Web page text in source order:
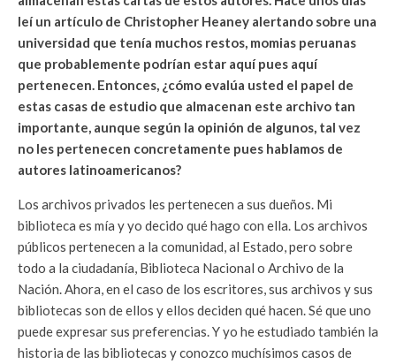
leí un artículo de Christopher Heaney alertando sobre una
universidad que tenía muchos restos, momias peruanas
que probablemente podrían estar aquí pues aquí
pertenecen. Entonces, ¿cómo evalúa usted el papel de
estas casas de estudio que almacenan este archivo tan
importante, aunque según la opinión de algunos, tal vez
no les pertenecen concretamente pues hablamos de
autores latinoamericanos?
Los archivos privados les pertenecen a sus dueños. Mi
biblioteca es mía y yo decido qué hago con ella. Los archivos
públicos pertenecen a la comunidad, al Estado, pero sobre
todo a la ciudadanía, Biblioteca Nacional o Archivo de la
Nación. Ahora, en el caso de los escritores, sus archivos y sus
bibliotecas son de ellos y ellos deciden qué hacen. Sé que uno
puede expresar sus preferencias. Y yo he estudiado también la
historia de las bibliotecas y conozco muchísimos casos de